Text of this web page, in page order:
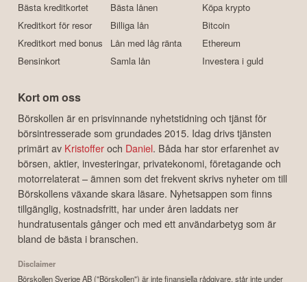
Bästa kreditkortet
Kreditkort för resor
Kreditkort med bonus
Bensinkort
Bästa lånen
Billiga lån
Lån med låg ränta
Samla lån
Köpa krypto
Bitcoin
Ethereum
Investera i guld
Kort om oss
Börskollen är en prisvinnande nyhetstidning och tjänst för
börsintresserade som grundades 2015. Idag drivs tjänsten
primärt av Kristofferoch Daniel. Båda har stor erfarenhet av
börsen, aktier, investeringar, privatekonomi, företagande och
motorrelaterat – ämnen som det frekvent skrivs nyheter om till
Börskollens växande skara läsare. Nyhetsappen som finns
tillgänglig, kostnadsfritt, har under åren laddats ner
hundratusentals gånger och med ett användarbetyg som är
bland de bästa i branschen.
Disclaimer
Börskollen Sverige AB ("Börskollen") är inte finansiella rådgivare, står inte under